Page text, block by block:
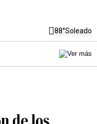
88°Soleado